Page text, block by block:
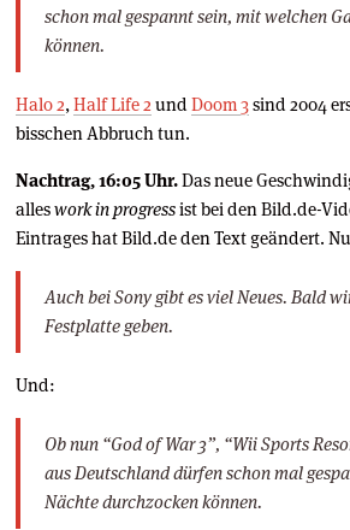
schon mal gespannt sein, mit welchen
können.
Halo 2, Half Life 2 und Doom 3sind 2004
bisschen Abbruch tun.
Nachtrag, 16:05 Uhr.Das neue
alleswork in progressist bei den Bild.de-
Eintrages hat Bild.de den Text geändert.
Auch bei Sony gibt es viel Neues. Bald
Festplatte geben.
Und:
Ob nun “God of War 3”, “Wii Sports
aus Deutschland dürfen schon mal
Nächte durchzocken können.